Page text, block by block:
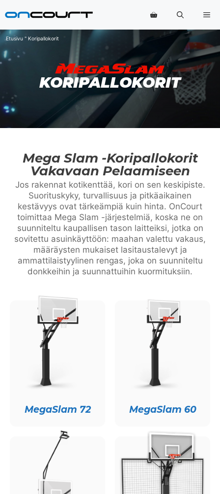
sisältöön
Etusivu " Koripallokorit
KORIPALLOKORIT
Mega Slam -koripallokorit
Vakavaan Pelaamiseen
Jos rakennat kotikenttää, kori on sen keskipiste.
Suorituskyky, turvallisuus ja pitkäaikainen
kestävyys ovat tärkeämpiä kuin hinta. OnCourt
toimittaa Mega Slam -järjestelmiä, koska ne on
suunniteltu kaupallisen tason laitteiksi, jotka on
sovitettu asuinkäyttöön: maahan valettu vakaus,
määräysten mukaiset lasitaustalevyt ja
ammattilaistyylinen rengas, joka on suunniteltu
donkkeihin ja suunnattuihin kuormituksiin.
MegaSlam 72 MegaSlam 60